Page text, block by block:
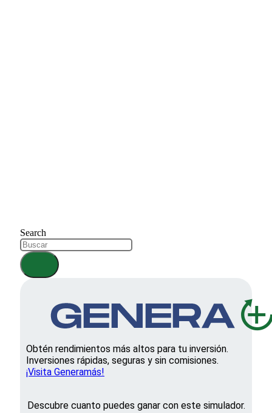
Search
Obtén rendimientos más altos para tu inversión.
Inversiones rápidas, seguras y sin comisiones.
¡Visita Generamás!
Descubre cuanto puedes ganar con este simulador.